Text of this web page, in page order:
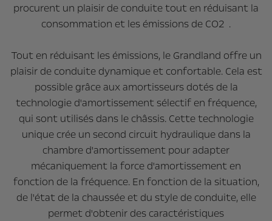
procurent un plaisir de conduite tout en réduisant la
consommation et les émissions de CO2 .
Tout en réduisant les émissions, le Grandland offre un
plaisir de conduite dynamique et confortable. Cela est
possible grâce aux amortisseurs dotés de la
technologie d'amortissement sélectif en fréquence,
qui sont utilisés dans le châssis. Cette technologie
unique crée un second circuit hydraulique dans la
chambre d'amortissement pour adapter
mécaniquement la force d'amortissement en
fonction de la fréquence. En fonction de la situation,
de l'état de la chaussée et du style de conduite, elle
permet d'obtenir des caractéristiques